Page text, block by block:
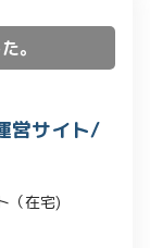
。
営サイト/
（在宅)